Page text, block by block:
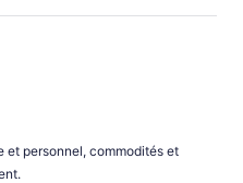
et personnel, commodités et